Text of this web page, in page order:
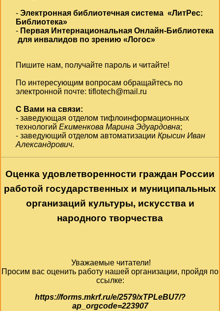
- Электронная библиотечная система «ЛитРес:
Библиотека»
- Первая Интернациональная Онлайн-Библиотека
для инвалидов по зрению «Логос»
Пишите нам, получайте пароль и читайте!
По интересующим вопросам обращайтесь по
электронной почте: tiflotech@mail.ru
С Вами на связи:
- заведующая отделом тифлоинформационных
технологий Екименкова Марина Эдуардовна;
- заведующий отделом автоматизации Крысин Иван
Александрович.
Оценка удовлетворенности граждан России
работой государственных и муниципальных
организаций культуры, искусства и
народного творчества
Уважаемые читатели!
Просим вас оценить работу нашей организации, пройдя по
ссылке:
https://forms.mkrf.ru/e/2579/xTPLeBU7/?
ap_orgcode=223907